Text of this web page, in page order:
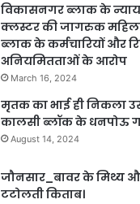
विकासनगर ब्लाक के
क्लस्टर की जागरुक
ब्लाक के कर्मचारियों और
अनियमितताओं के आरोप
March 16, 2024
मृतक का भाई ही निकला
कालसी ब्लॉक के धनपोऊ
August 14, 2024
जौनसार_बावर के मिथ्य
टटोलती किताब।